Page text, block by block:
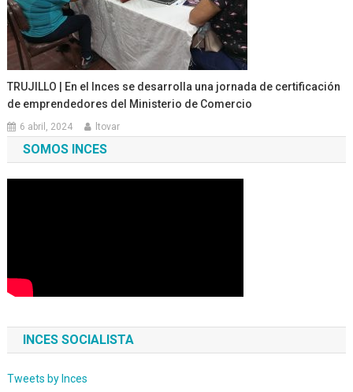
TRUJILLO | En el Inces se desarrolla una jornada de certificación
de emprendedores del Ministerio de Comercio
6 abril, 2024 ltovar
SOMOS INCES
INCES SOCIALISTA
Tweets by Inces